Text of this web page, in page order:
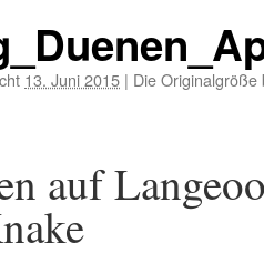
13. Juni 2015 | Die
auf